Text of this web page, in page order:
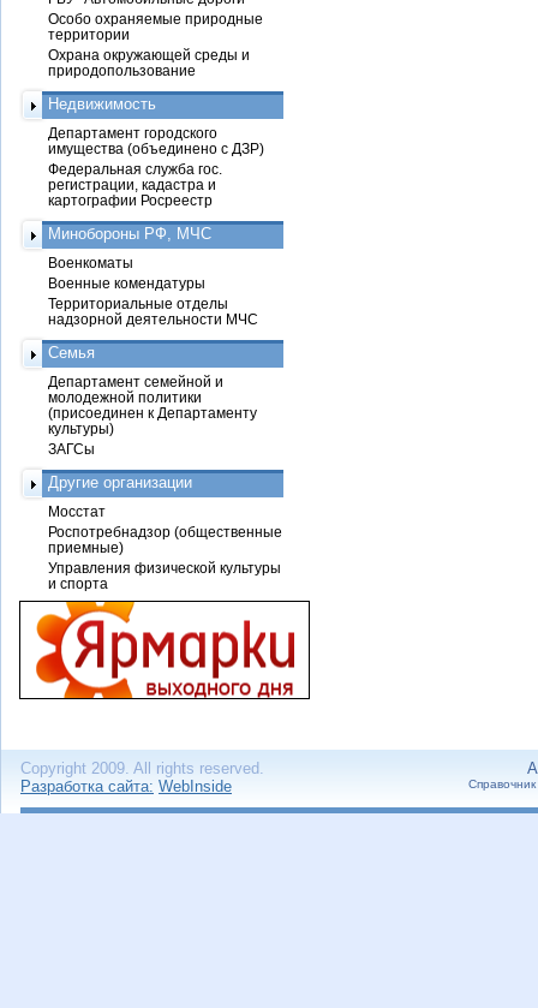
Особо охраняемые природные
территории
Охрана окружающей среды и
природопользование
Недвижимость
Департамент городского
имущества (объединено с ДЗР)
Федеральная служба гос.
регистрации, кадастра и
картографии Росреестр
Минобороны РФ, МЧС
Военкоматы
Военные комендатуры
Территориальные отделы
надзорной деятельности МЧС
Семья
Департамент семейной и
молодежной политики
(присоединен к Департаменту
культуры)
ЗАГСы
Другие организации
Мосстат
Роспотребнадзор (общественные
приемные)
Управления физической культуры
и спорта
Copyright 2009. All rights reserved.
Разработка сайта: WebInside